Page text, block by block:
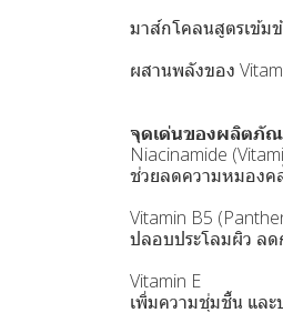
มาส์กโคลนสูตรเข้ม
ผสานพลังของ
จุดเด่นของผลิตภั
Niacinamide
ช่วยลดความหมองค
Vitamin B5
ปลอบประโลมผิว ลด
Vitamin E
เพิ่มความชุ่มชื้น แล